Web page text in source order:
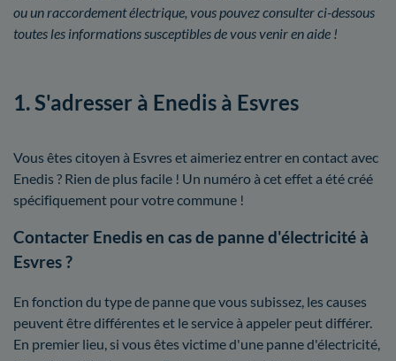
ou un raccordement électrique, vous pouvez consulter ci-dessous
toutes les informations susceptibles de vous venir en aide !
1. S'adresser à Enedis à Esvres
Vous êtes citoyen à Esvres et aimeriez entrer en contact avec
Enedis ? Rien de plus facile ! Un numéro à cet effet a été créé
spécifiquement pour votre commune !
Contacter Enedis en cas de panne d'électricité à
Esvres ?
En fonction du type de panne que vous subissez, les causes
peuvent être différentes et le service à appeler peut différer.
En premier lieu, si vous êtes victime d'une panne d'électricité,